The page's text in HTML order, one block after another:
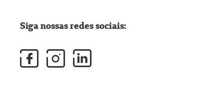
Siga nossas redes sociais: